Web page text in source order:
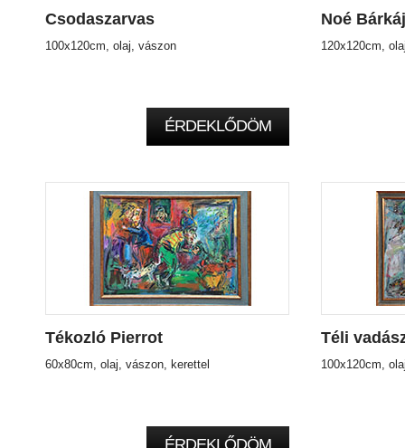
Csodaszarvas
100x120cm, olaj, vászon
ÉRDEKLŐDÖM
Noé
120x120cm,
Tékozló Pierrot
60x80cm, olaj, vászon, kerettel
ÉRDEKLŐDÖM
Téli
100x120cm,